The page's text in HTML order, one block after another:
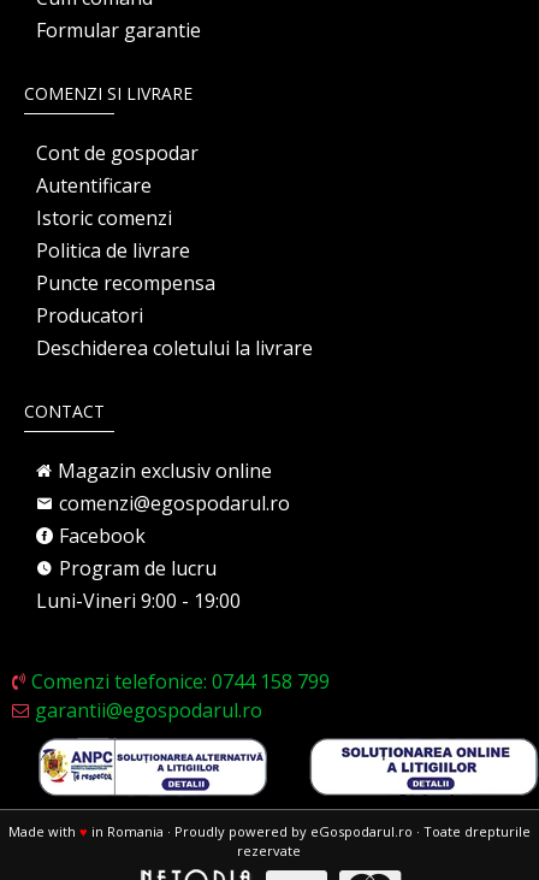
Formular garantie
COMENZI SI LIVRARE
Cont de gospodar
Autentificare
Istoric comenzi
Politica de livrare
Puncte recompensa
Producatori
Deschiderea coletului la livrare
CONTACT
Magazin exclusiv online
comenzi@egospodarul.ro
Facebook
Program de lucru
Luni-Vineri 9:00 - 19:00
Comenzi telefonice: 0744 158 799
garantii@egospodarul.ro
Made with ♥ in Romania · Proudly powered by eGospodarul.ro · Toate drepturile
rezervate